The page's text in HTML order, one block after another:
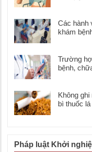
Các hành
khám
Trường
bệnh,
Không
bì thuốc
Pháp luật Khởi